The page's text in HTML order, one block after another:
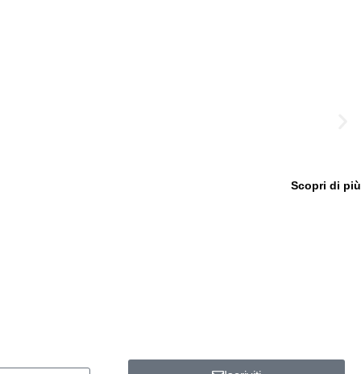
Scopri di più